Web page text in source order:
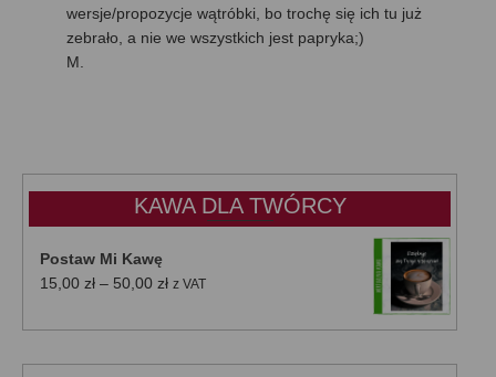
wersje/propozycje wątróbki, bo trochę się ich tu już
zebrało, a nie we wszystkich jest papryka;)
M.
KAWA DLA TWÓRCY
Postaw Mi Kawę
15,00 zł – 50,00 złZakres
od
z VAT